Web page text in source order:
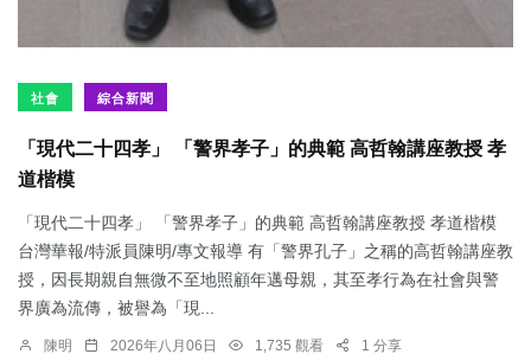
社會 綜合新聞
「現代二十四孝」 「警界孝子」的典範 高哲翰講座教授 孝
道楷模
「現代二十四孝」 「警界孝子」的典範 高哲翰講座教授 孝道楷模
台灣華報/特派員陳明/專文報導 有「警界孔子」之稱的高哲翰講座教
授，因長期親自無微不至地照顧年邁母親，其至孝行為在社會與警
界廣為流傳，被譽為「現...
陳明 2026年八月06日 1,735 觀看 1 分享